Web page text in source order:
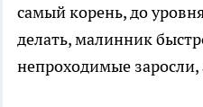
самый корень, до
делать, малинник
непроходимые заросли,